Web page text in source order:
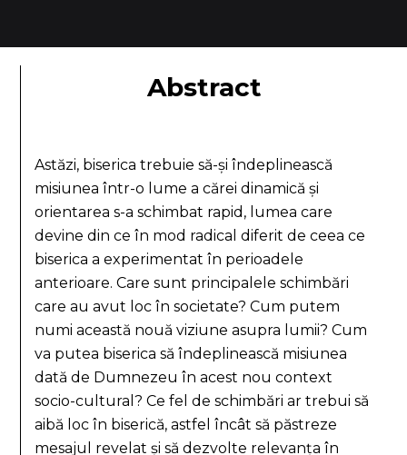
Abstract
Astăzi, biserica trebuie să-și îndeplinească
misiunea într-o lume a cărei dinamică și
orientarea s-a schimbat rapid, lumea care
devine din ce în mod radical diferit de ceea ce
biserica a experimentat în perioadele
anterioare. Care sunt principalele schimbări
care au avut loc în societate? Cum putem
numi această nouă viziune asupra lumii? Cum
va putea biserica să îndeplinească misiunea
dată de Dumnezeu în acest nou context
socio-cultural? Ce fel de schimbări ar trebui să
aibă loc în biserică, astfel încât să păstreze
mesajul revelat și să dezvolte relevanța în